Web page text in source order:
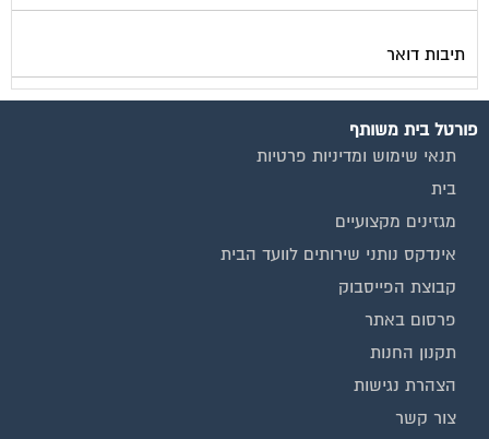
תיבות דואר
פורטל בית משותף
תנאי שימוש ומדיניות פרטיות
בית
מגזינים מקצועיים
אינדקס נותני שירותים לוועד הבית
קבוצת הפייסבוק
פרסום באתר
תקנון החנות
הצהרת נגישות
צור קשר